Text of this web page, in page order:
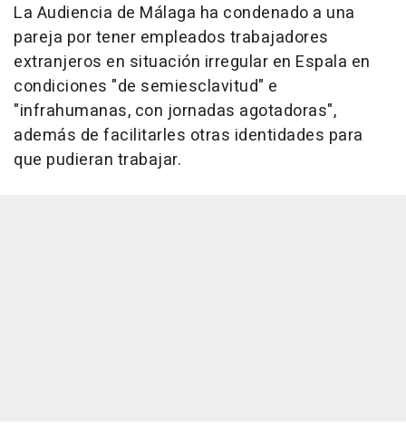
La Audiencia de Málaga ha condenado a una
pareja por tener empleados trabajadores
extranjeros en situación irregular en Espala en
condiciones "de semiesclavitud" e
"infrahumanas, con jornadas agotadoras",
además de facilitarles otras identidades para
que pudieran trabajar.